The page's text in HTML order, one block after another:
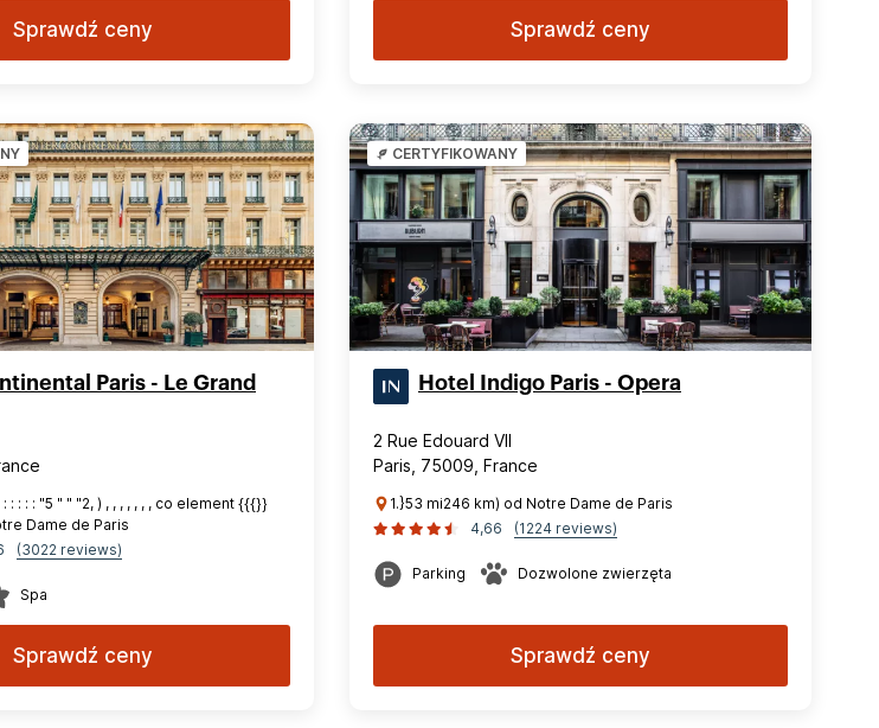
Sprawdź ceny Sprawdź ceny
Paris - Le Grand
: : : : : "5 " " "2, ) , , , , , , , co element {{{}}
Dame de Paris
(3022 reviews)
Spa
Sprawdź ceny
CERTYFIKOWANY
Hotel Indigo Paris - Opera
2 Rue Edouard VII
Paris, 75009, France
1.}53 mi246 km) od Notre Dame de Paris
4,66
(1224 reviews)
Parking Dozwolone zwierzęta
Sprawdź ceny